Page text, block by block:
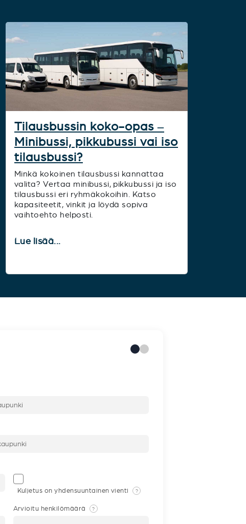
Tilausbussin koko-opas –
Minibussi, pikkubussi vai iso
tilausbussi?
Minkä kokoinen tilausbussi kannattaa
valita? Vertaa minibussi, pikkubussi ja iso
tilausbussi eri ryhmäkokoihin. Katso
kapasiteetit, vinkit ja löydä sopiva
vaihtoehto helposti.
Lue lisää...
Kuljetus on yhdensuuntainen vienti ?
Arvioitu henkilömäärä ?